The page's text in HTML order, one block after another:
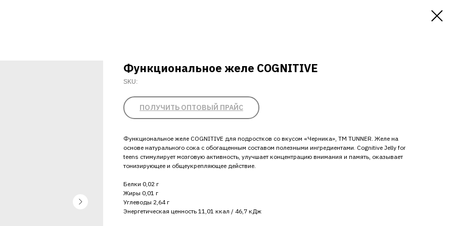
Функциональное желе COGNITIVE
SKU:
ПОЛУЧИТЬ ОПТОВЫЙ ПРАЙС
Функциональное желе COGNITIVE для подростков со вкусом «Черника», ТМ TUNNER. Желе на
основе натурального сока с обогащенным составом полезными ингредиентами. Cognitive Jelly for
teens стимулирует мозговую активность, улучшает концентрацию внимания и память, оказывает
тонизирующее и общеукрепляющее действие.
Белки 0,02 г
Жиры 0,01 г
Углеводы 2,64 г
Энергетическая ценность 11,01 ккал / 46,7 кДж